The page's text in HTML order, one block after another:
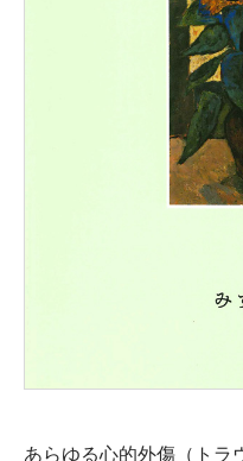
あらゆる心的外傷（トラ